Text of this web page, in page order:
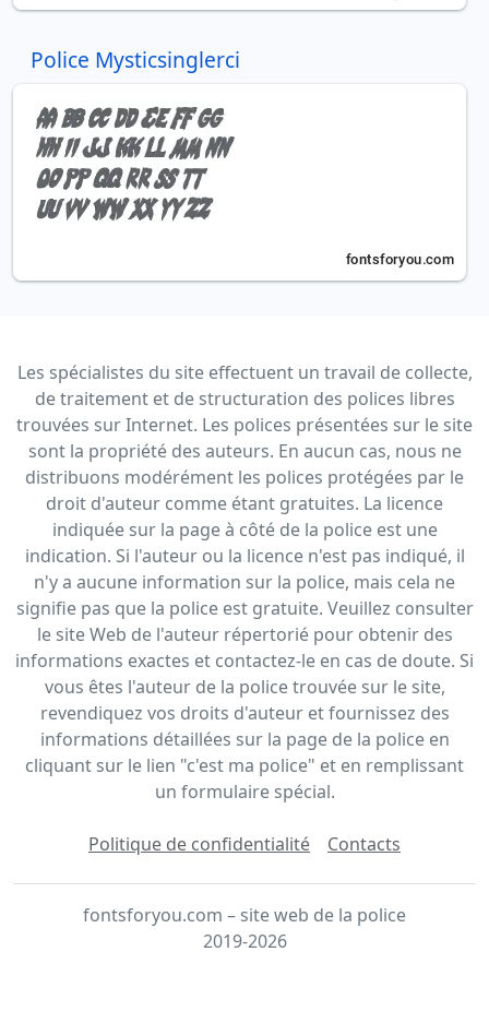
Police Mysticsinglerci
Les spécialistes du site effectuent un travail de collecte,
de traitement et de structuration des polices libres
trouvées sur Internet. Les polices présentées sur le site
sont la propriété des auteurs. En aucun cas, nous ne
distribuons modérément les polices protégées par le
droit d'auteur comme étant gratuites. La licence
indiquée sur la page à côté de la police est une
indication. Si l'auteur ou la licence n'est pas indiqué, il
n'y a aucune information sur la police, mais cela ne
signifie pas que la police est gratuite. Veuillez consulter
le site Web de l'auteur répertorié pour obtenir des
informations exactes et contactez-le en cas de doute. Si
vous êtes l'auteur de la police trouvée sur le site,
revendiquez vos droits d'auteur et fournissez des
informations détaillées sur la page de la police en
cliquant sur le lien "c'est ma police" et en remplissant
un formulaire spécial.
Politique de confidentialité Contacts
fontsforyou.com – site web de la police
2019-2026